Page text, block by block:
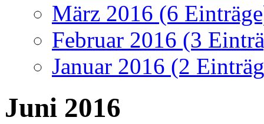
März 2016 (6
Februar 2016 (3
Januar 2016 (2
Juni 2016